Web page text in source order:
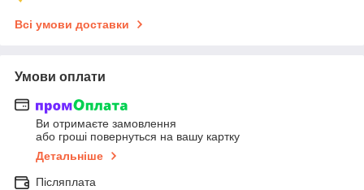
Всі умови доставки
Умови оплати
Ви отримаєте замовлення
або гроші повернуться на вашу картку
Детальніше
Післяплата